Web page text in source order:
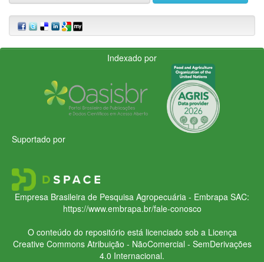
Indexado por
Suportado por
Empresa Brasileira de Pesquisa Agropecuária - Embrapa SAC:
https://www.embrapa.br/fale-conosco
O conteúdo do repositório está licenciado sob a Licença
Creative CommonsAtribuição - NãoComercial - SemDerivações
4.0 Internacional.